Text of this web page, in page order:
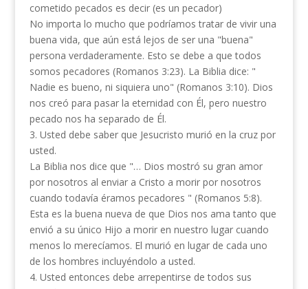
cometido pecados es decir (es un pecador)
No importa lo mucho que podríamos tratar de vivir una
buena vida, que aún está lejos de ser una "buena"
persona verdaderamente. Esto se debe a que todos
somos pecadores (Romanos 3:23). La Biblia dice: "
Nadie es bueno, ni siquiera uno" (Romanos 3:10). Dios
nos creó para pasar la eternidad con Él, pero nuestro
pecado nos ha separado de Él.
3. Usted debe saber que Jesucristo murió en la cruz por
usted.
La Biblia nos dice que "… Dios mostró su gran amor
por nosotros al enviar a Cristo a morir por nosotros
cuando todavía éramos pecadores " (Romanos 5:8).
Esta es la buena nueva de que Dios nos ama tanto que
envió a su único Hijo a morir en nuestro lugar cuando
menos lo merecíamos. El murió en lugar de cada uno
de los hombres incluyéndolo a usted.
4. Usted entonces debe arrepentirse de todos sus